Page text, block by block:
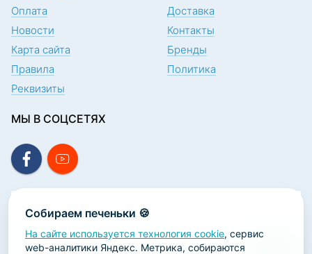
Собираем печеньки 🍪
На сайте используется технология cookie, сервис
web-аналитики Яндекс. Метрика, собираются
Оплата
Доставка
Новости
Контакты
Карта сайта
Бренды
Правила
Политика
Реквизиты
МЫ В СОЦСЕТЯХ
ПОДПИСКА НА НОВОСТИ